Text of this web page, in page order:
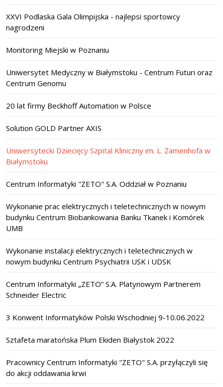
XXVI Podlaska Gala Olimpijska - najlepsi sportowcy
nagrodzeni
Monitoring Miejski w Poznaniu
Uniwersytet Medyczny w Białymstoku - Centrum Futuri oraz
Centrum Genomu
20 lat firmy Beckhoff Automation w Polsce
Solution GOLD Partner AXIS
Uniwersytecki Dziecięcy Szpital Kliniczny im. L. Zamenhofa w
Białymstoku
Centrum Informatyki "ZETO" S.A. Oddział w Poznaniu
Wykonanie prac elektrycznych i teletechnicznych w nowym
budynku Centrum Biobankowania Banku Tkanek i Komórek
UMB
Wykonanie instalacji elektrycznych i teletechnicznych w
nowym budynku Centrum Psychiatrii USK i UDSK
Centrum Informatyki „ZETO” S.A. Platynowym Partnerem
Schneider Electric
3 Konwent Informatyków Polski Wschodniej 9-10.06.2022
Sztafeta maratońska Plum Ekiden Białystok 2022
Pracownicy Centrum Informatyki "ZETO" S.A. przyłączyli się
do akcji oddawania krwi